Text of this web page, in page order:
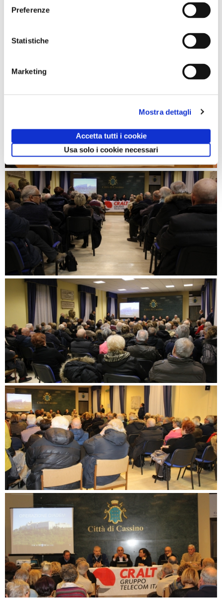
Preferenze
Statistiche
Marketing
Mostra dettagli
Accetta tutti i cookie
Usa solo i cookie necessari